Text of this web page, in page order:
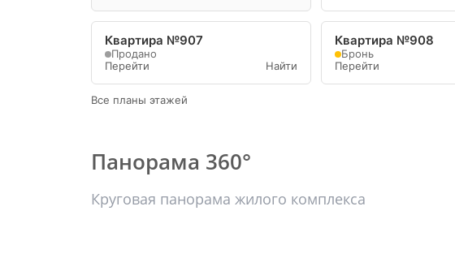
Квартира №907
Продано
Перейти
Найти
Квартира №908
Бронь
Перейти
Все планы этажей
Панорама 360°
Круговая панорама жилого комплекса